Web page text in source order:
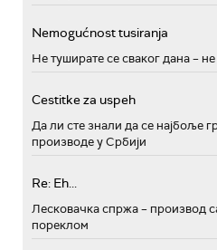
Nemogućnost tusiranja
Не туширате се сваког дана – не
Cestitke za uspeh
Да ли сте знали да се најбоље
производе у Србији
Re: Eh...
Лесковачка спржа – производ
пореклом